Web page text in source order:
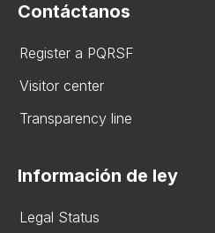
Contáctanos
Register a PQRSF
Visitor center
Transparency line
Información de ley
Legal Status